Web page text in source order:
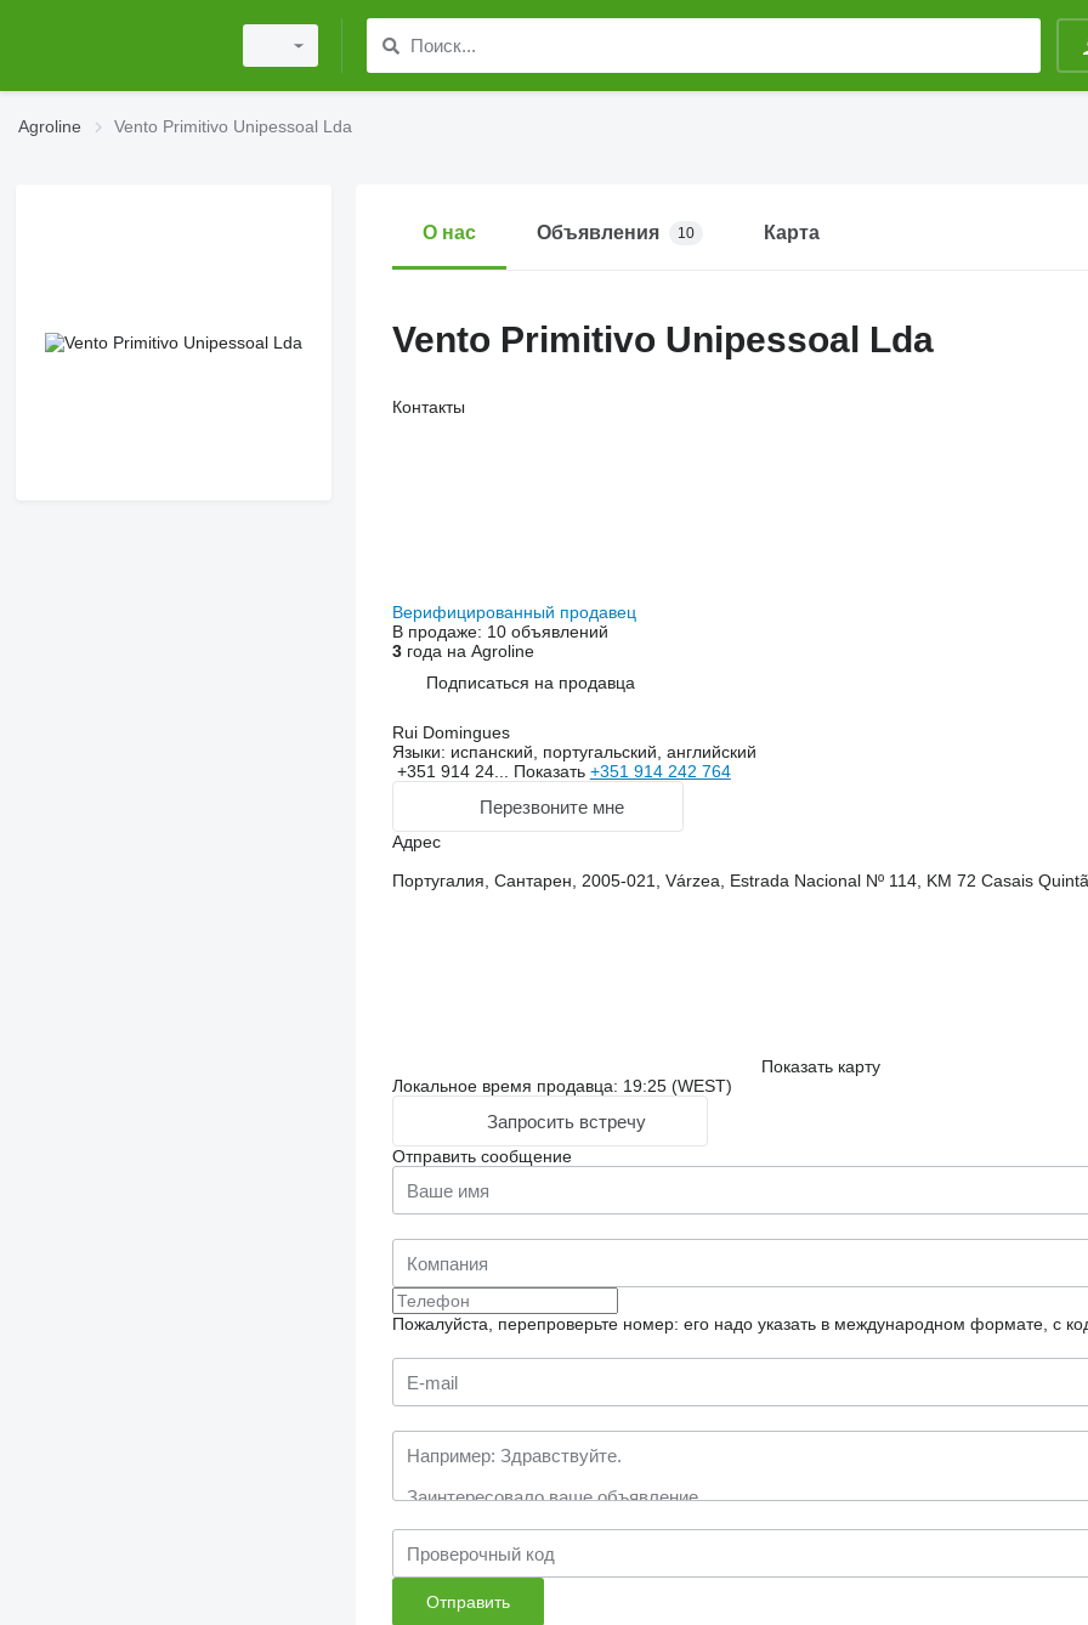
Agroline Vento Primitivo Unipessoal Lda
О нас Объявления 10 Карта
Vento Primitivo Unipessoal Lda
Контакты
Верифицированный продавец
В продаже: 10 объявлений
3года на Agroline
Подписаться на продавца
Rui Domingues
Языки: испанский, португальский, английский
+351 914 24... Показать +351 914 242 764
Перезвоните мне
Адрес
Португалия, Сантарен, 2005-021, Várzea, Estrada Nacional Nº 114, KM 72 Casais
Показать карту
Локальное время продавца: 19:25 (WEST)
Запросить встречу
Отправить сообщение
Пожалуйста, перепроверьте номер: его надо указать в международном формате, с